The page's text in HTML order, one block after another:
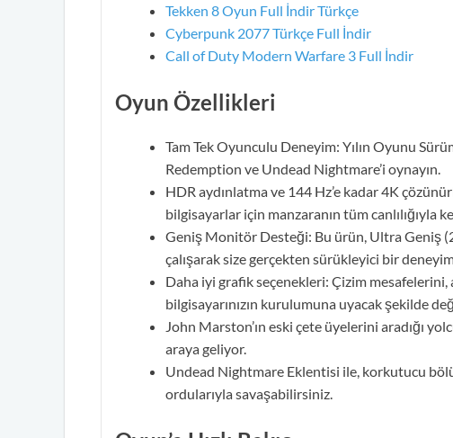
Tekken 8 Oyun Full İndir Türkçe
Cyberpunk 2077 Türkçe Full İndir
Call of Duty Modern Warfare 3 Full İndir
Oyun Özellikleri
Tam Tek Oyunculu Deneyim: Yılın Oyunu
Redemption ve Undead Nightmare’i oynayın.
HDR aydınlatma ve 144 Hz’e kadar 4K
bilgisayarlar için manzaranın tüm canlılığıyla
Geniş Monitör Desteği: Bu ürün, Ultra Geniş
çalışarak size gerçekten sürükleyici bir
Daha iyi grafik seçenekleri: Çizim mesafelerini,
bilgisayarınızın kurulumuna uyacak şekilde
John Marston’ın eski çete üyelerini aradığı
araya geliyor.
Undead Nightmare Eklentisi ile, korkutucu
ordularıyla savaşabilirsiniz.